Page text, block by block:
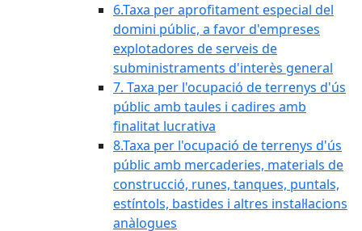
6.Taxa per aprofitament especial del
domini públic, a favor d'empreses
explotadores de serveis de
subministraments d'interès general
7. Taxa per l'ocupació de terrenys d'ús
públic amb taules i cadires amb
finalitat lucrativa
8.Taxa per l'ocupació de terrenys d'ús
públic amb mercaderies, materials de
construcció, runes, tanques, puntals,
estíntols, bastides i altres instal·lacions
anàlogues